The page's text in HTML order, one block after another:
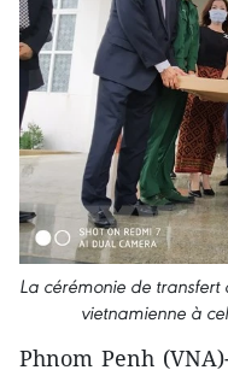
La cérémonie de
vietnamienne à
Phnom Penh